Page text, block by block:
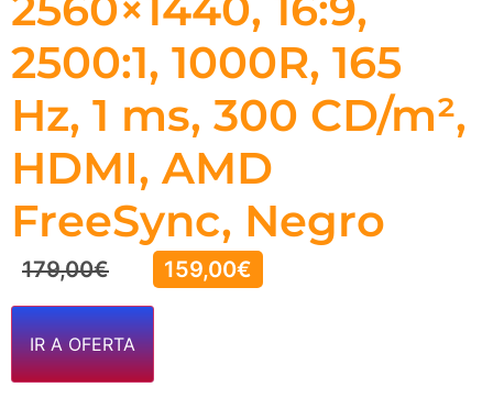
2500:1, 1000R, 165
Hz, 1 ms, 300 CD/m²,
HDMI, AMD
FreeSync, Negro
179,00€ 159,00€
IR A OFERTA